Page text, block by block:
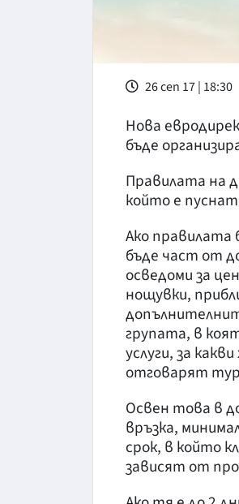
26 сеп 17 | 18:30
Нова
бъде
Правилата на
който е
Ако
бъде част от
осведоми за
нощувки,
групата, в
услуги, за
отговарят
Освен това в
връзка,
срок, в който
зависят от